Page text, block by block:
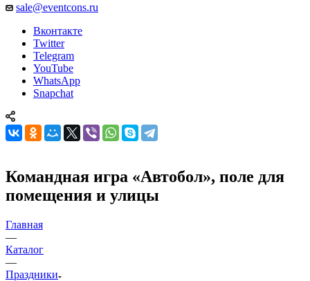
sale@eventcons.ru
Вконтакте
Twitter
Telegram
YouTube
WhatsApp
Snapchat
Командная игра «Автобол», поле для
помещения и улицы
Главная
—
Каталог
—
Праздники